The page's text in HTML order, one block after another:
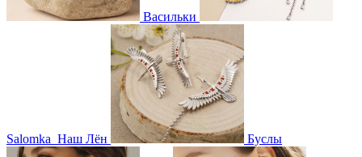
Васильки
Salomka Наш Лён Буслы